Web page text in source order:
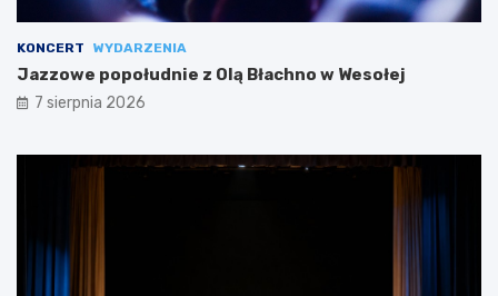
KONCERT WYDARZENIA
Jazzowe popołudnie z Olą Błachno w Wesołej
7 sierpnia 2026